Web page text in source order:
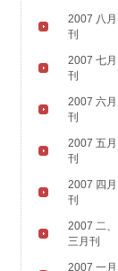
2007 八月
刊
2007 七月
刊
2007 六月
刊
2007 五月
刊
2007 四月
刊
2007 二、
三月刊
2007 一月